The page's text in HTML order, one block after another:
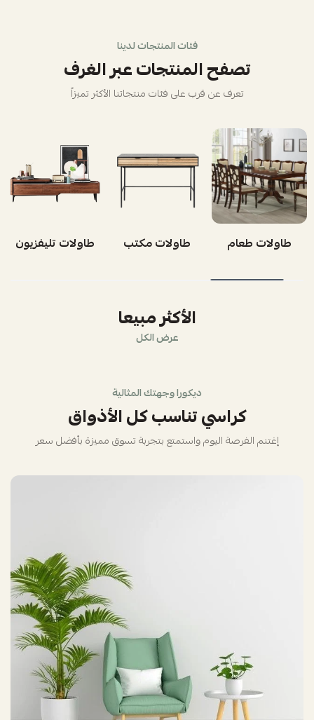
فئات المنتجات لدينا
تصفح المنتجات عبر الغرف
تعرف عن قرب على فئات منتجاتنا الأكثر تميزاً
طاولات طعام طاولات مكتب طاولات تليفزيون
الأكثر مبيعا
عرض الكل
ديكورا وجهتك المثالية
كراسي تناسب كل الأذواق
إغتنم الفرصة اليوم واستمتع بتجربة تسوق مميزة بأفضل سعر